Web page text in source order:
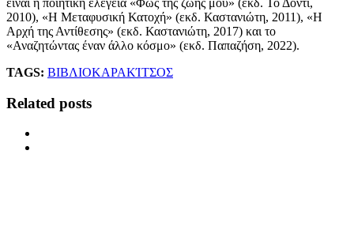
2010), «Η Μεταφυσική Κατοχή» (εκδ. Καστανιώτη, 2011), «Η
Αρχή της Αντίθεσης» (εκδ. Καστανιώτη, 2017) και το
«Αναζητώντας έναν άλλο κόσμο» (εκδ. Παπαζήση, 2022).
TAGS: ΒΙΒΛΙΟΚΑΡΑΚΊΤΣΟΣ
Related posts